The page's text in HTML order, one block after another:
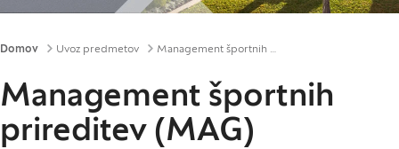
Drobtinice
Domov Uvoz predmetov Management športnih prireditev (MAG)
Management športnih
prireditev (MAG)